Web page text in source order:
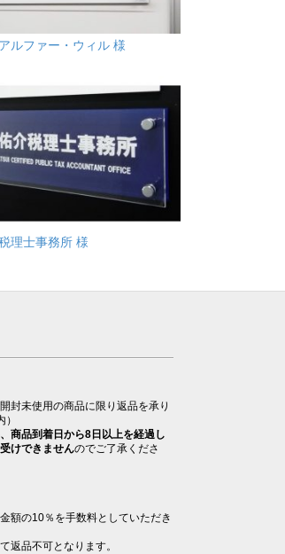
ルファー・ウィル 様
理士事務所 様
封未使用の商品に限り返品を承り
商品到着日から8日以上を経過し
けできませんのでご了承くださ
額の10％を手数料としていただき
返品不可となります。